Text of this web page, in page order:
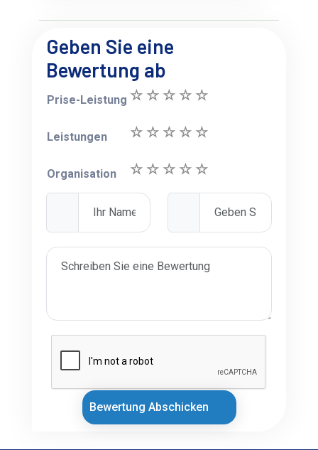
Geben Sie eine
Bewertung ab
Prise-Leistung
Leistungen
Organisation
Bewertung Abschicken